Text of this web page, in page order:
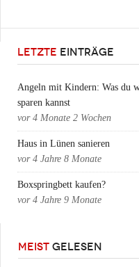
LETZTE EINTRÄGE
Angeln mit Kindern: Was du
sparen kannst
vor 4 Monate 2 Wochen
Haus in Lünen sanieren
vor 4 Jahre 8 Monate
Boxspringbett kaufen?
vor 4 Jahre 9 Monate
MEIST GELESEN